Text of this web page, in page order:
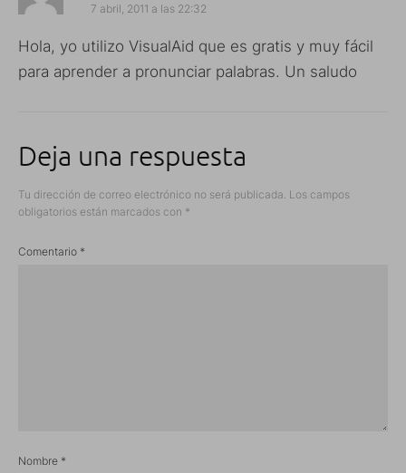
7 abril, 2011 a las 22:32
Hola, yo utilizo VisualAid que es gratis y muy fácil
para aprender a pronunciar palabras. Un saludo
Deja una respuesta
Tu dirección de correo electrónico no será publicada. Los campos
obligatorios están marcados con *
Comentario *
Nombre *